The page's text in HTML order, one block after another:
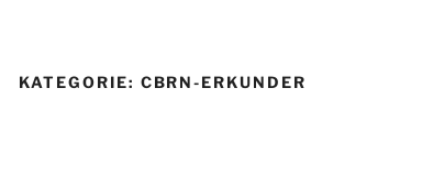
KATEGORIE: CBRN-ERKUNDER